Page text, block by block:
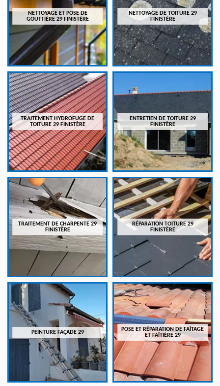
NETTOYAGE ET POSE DE
GOUTTIÈRE 29 FINISTÈRE
NETTOYAGE DE TOITURE 29
FINISTÈRE
TRAITEMENT HYDROFUGE DE
TOITURE 29 FINISTÈRE
ENTRETIEN DE TOITURE 29
FINISTÈRE
TRAITEMENT DE CHARPENTE 29
FINISTÈRE
RÉPARATION TOITURE 29
FINISTÈRE
PEINTURE FAÇADE 29
POSE ET RÉPARATION DE FAÎTAGE
ET FAÎTIÈRE 29